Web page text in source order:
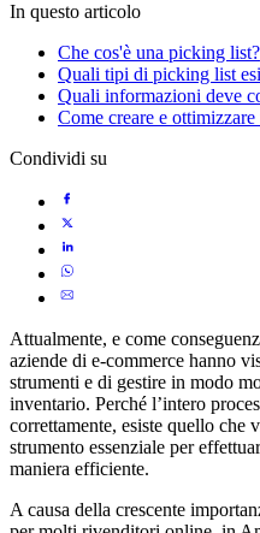
In questo articolo
Che cos'è una picking list?
Quali tipi di picking list
Quali informazioni deve
Come creare e
Condividi su
Attualmente, e come
aziende di e-commerce hanno
strumenti e di gestire in modo
inventario. Perché l’intero
correttamente, esiste quello che
strumento essenziale per
maniera efficiente.
A causa della crescente